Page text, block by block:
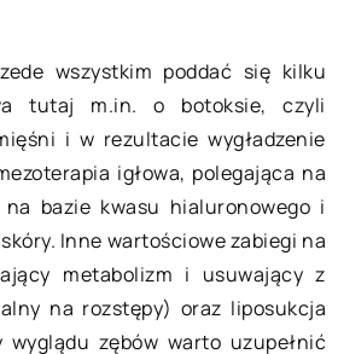
wszystkim poddać się kilku
tutaj m.in. o botoksie, czyli
i w rezultacie wygładzenie
igłowa, polegająca na
bazie kwasu hialuronowego i
Inne wartościowe zabiegi na
metabolizm i usuwający z
na rozstępy) oraz liposukcja
zębów warto uzupełnić
Księga gości – niezapomniana
pamiątka z ceremonii ślubnej
Ślub, to wyjątkowe wydarzenie w
życiu człowieka. Chcesz, żeby tego
dnia wszystko było dopięte na
ostatni guzik, a jego wspomnienia
[…]